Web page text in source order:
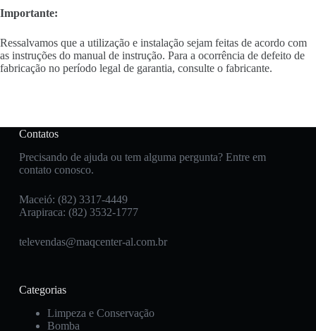
Importante:
Ressalvamos que a utilização e instalação sejam feitas de acordo com
as instruções do manual de instrução. Para a ocorrência de defeito de
fabricação no período legal de garantia, consulte o fabricante.
Contatos
Precisando de ajuda ou tem alguma pergunta? Entre em
contato conosco.
Maceió: (82) 3317-4449
Arapiraca: (82) 3532-1777
televendas@maqcenter-al.com.br
Categorias
Limpeza e Conservação
Bomba